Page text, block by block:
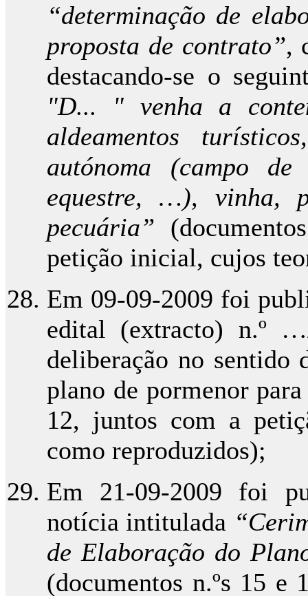
“determinação de
proposta de contrato”,
destacando-se o
"D... " venha a
aldeamentos
autónoma (campo
equestre, …), vinha,
pecuária”
petição inicial, cujos
Em 09-09-2009 foi
edital (extracto) n.º
deliberação no sentido
plano de pormenor
12, juntos com a
como reproduzidos);
Em 21-09-2009 foi
notícia intitulada
de Elaboração do
(documentos n.ºs 15